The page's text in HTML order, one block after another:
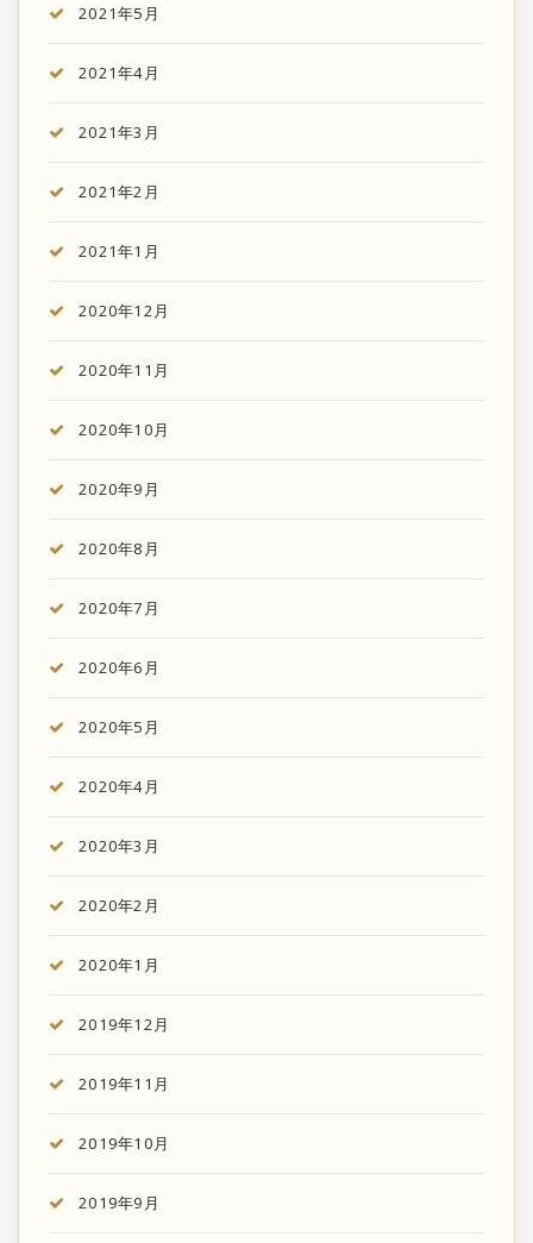
2021年5月
2021年4月
2021年3月
2021年2月
2021年1月
2020年12月
2020年11月
2020年10月
2020年9月
2020年8月
2020年7月
2020年6月
2020年5月
2020年4月
2020年3月
2020年2月
2020年1月
2019年12月
2019年11月
2019年10月
2019年9月